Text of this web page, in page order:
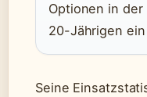
Optionen in der
20-Jährigen
Seine